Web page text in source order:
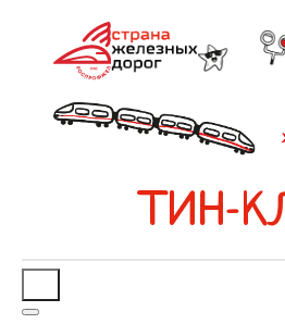
ТИН-